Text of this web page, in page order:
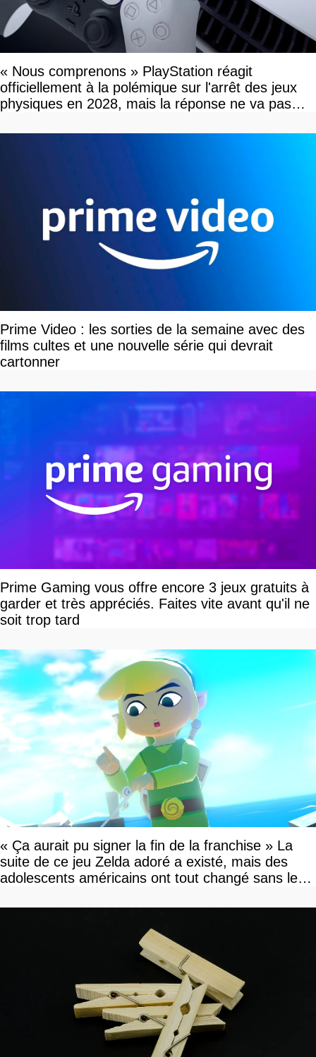
« Nous comprenons » PlayStation réagit
officiellement à la polémique sur l'arrêt des jeux
physiques en 2028, mais la réponse ne va pas
Prime Video : les sorties de la semaine avec des
films cultes et une nouvelle série qui devrait
cartonner
Prime Gaming vous offre encore 3 jeux gratuits à
garder et très appréciés. Faites vite avant qu'il ne
soit trop tard
« Ça aurait pu signer la fin de la franchise » La
suite de ce jeu Zelda adoré a existé, mais des
adolescents américains ont tout changé sans le